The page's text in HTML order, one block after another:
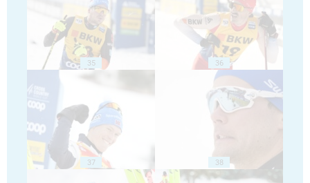
35 36
37 38